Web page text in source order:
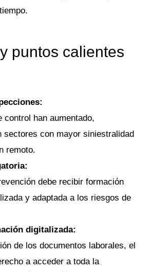
puntos calientes
control han aumentado,
sectores con mayor siniestralidad
remoto.
debe recibir formación
y adaptada a los riesgos de
digitalizada:
de los documentos laborales, el
a acceder a toda la